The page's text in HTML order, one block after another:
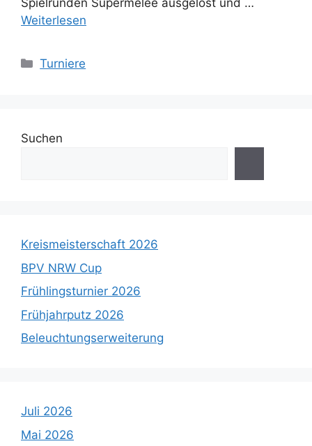
Spielrunden Supermelee ausgelost und …
Weiterlesen
Kategorien
Turniere
Suchen
Kreismeisterschaft 2026
BPV NRW Cup
Frühlingsturnier 2026
Frühjahrputz 2026
Beleuchtungserweiterung
Juli 2026
Mai 2026